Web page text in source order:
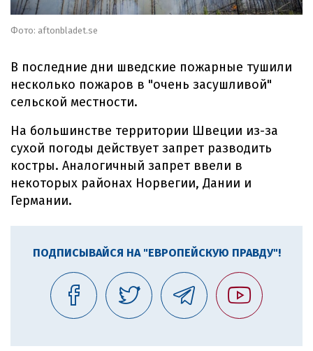
Фото: aftonbladet.se
В последние дни шведские пожарные тушили
несколько пожаров в "очень засушливой"
сельской местности.
На большинстве территории Швеции из-за
сухой погоды действует запрет разводить
костры. Аналогичный запрет ввели в
некоторых районах Норвегии, Дании и
Германии.
ПОДПИСЫВАЙСЯ НА "ЕВРОПЕЙСКУЮ ПРАВДУ"!